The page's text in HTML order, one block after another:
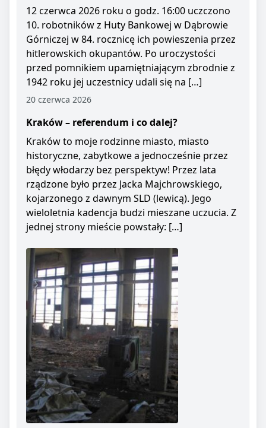
12 czerwca 2026 roku o godz. 16:00 uczczono
10. robotników z Huty Bankowej w Dąbrowie
Górniczej w 84. rocznicę ich powieszenia przez
hitlerowskich okupantów. Po uroczystości
przed pomnikiem upamiętniającym zbrodnie z
1942 roku jej uczestnicy udali się na […]
20 czerwca 2026
Kraków – referendum i co dalej?
Kraków to moje rodzinne miasto, miasto
historyczne, zabytkowe a jednocześnie przez
błędy włodarzy bez perspektyw! Przez lata
rządzone było przez Jacka Majchrowskiego,
kojarzonego z dawnym SLD (lewicą). Jego
wieloletnia kadencja budzi mieszane uczucia. Z
jednej strony mieście powstały: […]